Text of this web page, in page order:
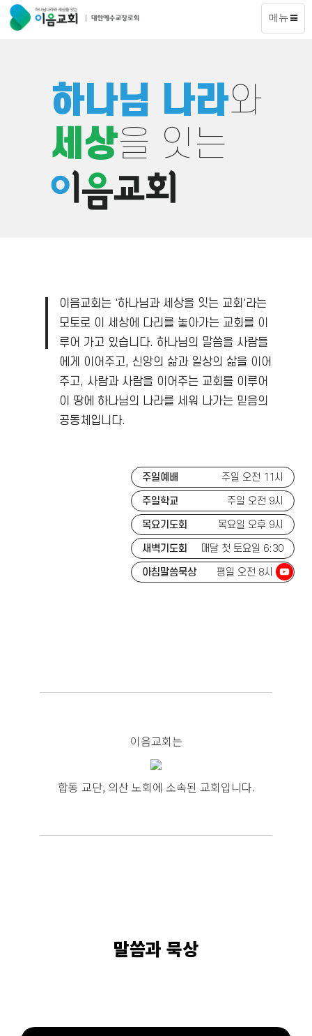
메뉴
하나님 나라와
세상을 잇는
이음교회는 '하나님과 세상을 잇는 교회'라는
모토로 이 세상에 다리를 놓아가는 교회를 이
루어 가고 있습니다. 하나님의 말씀을 사람들
에게 이어주고, 신앙의 삶과 일상의 삶을 이어
주고, 사람과 사람을 이어주는 교회를 이루어
이 땅에 하나님의 나라를 세워 나가는 믿음의
공동체입니다.
주일예배
주일 오전 11시
주일학교
주일 오전 9시
목요기도회
목요일 오후 9시
새벽기도회
매달 첫 토요일 6:30
아침말씀묵상
평일 오전 8시
이음교회는
합동 교단, 의산 노회에 소속된 교회입니다.
말씀과 묵상